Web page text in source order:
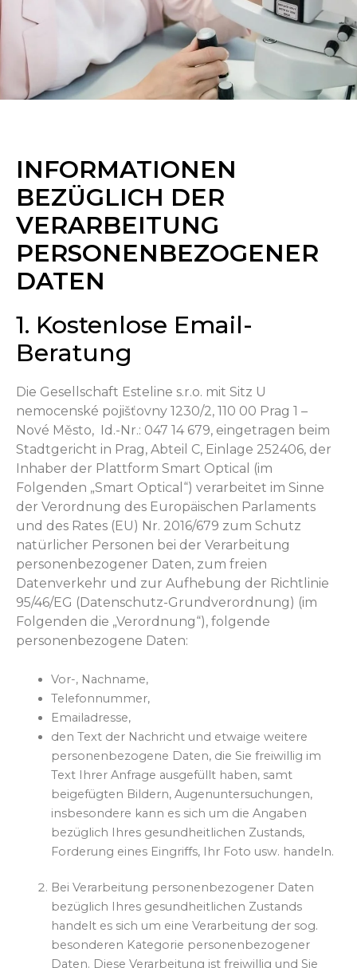
INFORMATIONEN
BEZÜGLICH DER
VERARBEITUNG
PERSONENBEZOGENER
DATEN
1. Kostenlose Email-
Beratung
Die Gesellschaft Esteline s.r.o. mit Sitz U
nemocenské pojišťovny 1230/2, 110 00 Prag 1 –
Nové Město, Id.-Nr.: 047 14 679, eingetragen beim
Stadtgericht in Prag, Abteil C, Einlage 252406, der
Inhaber der Plattform Smart Optical (im
Folgenden „Smart Optical“) verarbeitet im Sinne
der Verordnung des Europäischen Parlaments
und des Rates (EU) Nr. 2016/679 zum Schutz
natürlicher Personen bei der Verarbeitung
personenbezogener Daten, zum freien
Datenverkehr und zur Aufhebung der Richtlinie
95/46/EG (Datenschutz-Grundverordnung) (im
Folgenden die „Verordnung“), folgende
personenbezogene Daten:
Vor-, Nachname,
Telefonnummer,
Emailadresse,
den Text der Nachricht und etwaige weitere
personenbezogene Daten, die Sie freiwillig im
Text Ihrer Anfrage ausgefüllt haben, samt
beigefügten Bildern, Augenuntersuchungen,
insbesondere kann es sich um die Angaben
bezüglich Ihres gesundheitlichen Zustands,
Forderung eines Eingriffs, Ihr Foto usw. handeln.
Bei Verarbeitung personenbezogener Daten
bezüglich Ihres gesundheitlichen Zustands
handelt es sich um eine Verarbeitung der sog.
besonderen Kategorie personenbezogener
Daten. Diese Verarbeitung ist freiwillig und Sie